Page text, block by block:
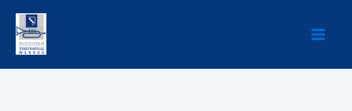
Zum
Inhalt
springen